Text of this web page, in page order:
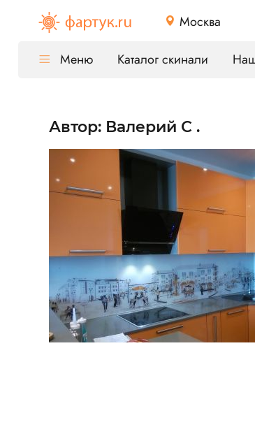
Москва
Меню Каталог скинали
Автор: Валерий С .